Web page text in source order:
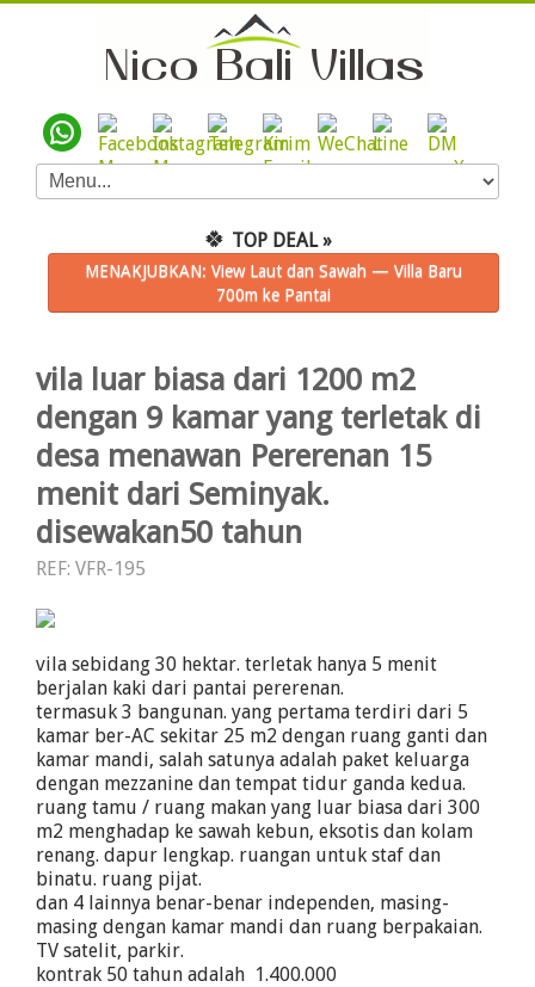
🍀 TOP DEAL »
MENAKJUBKAN: View Laut dan Sawah — Villa Baru
700m ke Pantai
vila luar biasa dari 1200 m2
dengan 9 kamar yang terletak di
desa menawan Pererenan 15
menit dari Seminyak.
disewakan50 tahun
REF: VFR-195
vila sebidang 30 hektar. terletak hanya 5 menit
berjalan kaki dari pantai pererenan.
termasuk 3 bangunan. yang pertama terdiri dari 5
kamar ber-AC sekitar 25 m2 dengan ruang ganti dan
kamar mandi, salah satunya adalah paket keluarga
dengan mezzanine dan tempat tidur ganda kedua.
ruang tamu / ruang makan yang luar biasa dari 300
m2 menghadap ke sawah kebun, eksotis dan kolam
renang. dapur lengkap. ruangan untuk staf dan
binatu. ruang pijat.
dan 4 lainnya benar-benar independen, masing-
masing dengan kamar mandi dan ruang berpakaian.
TV satelit, parkir.
kontrak 50 tahun adalah  1.400.000